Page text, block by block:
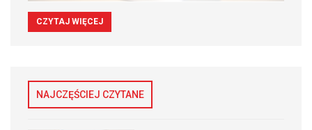
CZYTAJ WIĘCEJ
NAJCZĘŚCIEJ CZYTANE